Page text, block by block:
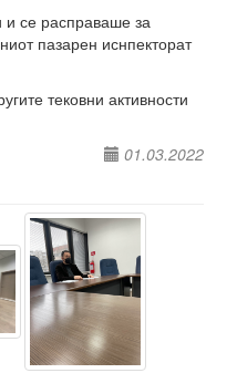
и се расправаше за
пазарен иснпекторат
тековни активности
01.03.2022